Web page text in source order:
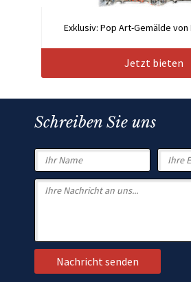
Exklusiv: Pop Art-Gemälde
Jetzt bieten
Schreiben Sie uns